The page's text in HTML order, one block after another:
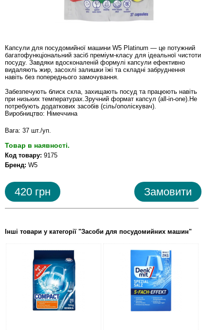
Капсули для посудомийної машини W5 Platinum — це потужний
багатофункціональний засіб преміум-класу для ідеальної чистоти
посуду. Завдяки вдосконаленій формулі капсули ефективно
видаляють жир, засохлі залишки їжі та складні забруднення
навіть без попереднього замочування.
Забезпечують блиск скла, захищають посуд та працюють навіть
при низьких температурах.Зручний формат капсул (all-in-one).Не
потребують додаткових засобів (сіль/ополіскувач).
Виробництво: Німеччина
Вага: 37 шт./уп.
Товар в наявності.
Код товару: 9175
Бренд: W5
420 грн Замовити
Інші товари у категорії "Засоби для посудомийних машин"